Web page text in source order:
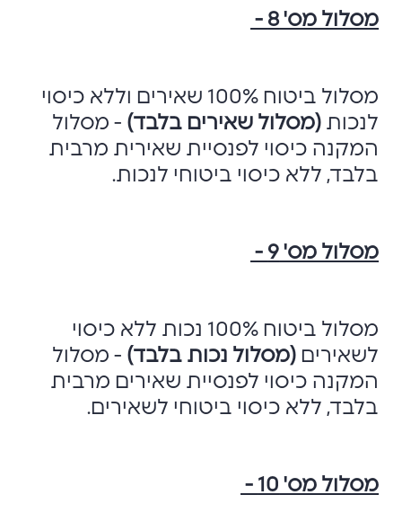
מסלול מס' 8 -
מסלול ביטוח 100% שאירים וללא כיסוי
לנכות (מסלול שאירים בלבד) - מסלול
המקנה כיסוי לפנסיית שאירית מרבית
בלבד, ללא כיסוי ביטוחי לנכות.
מסלול מס' 9 -
מסלול ביטוח 100% נכות ללא כיסוי
לשאירים (מסלול נכות בלבד) - מסלול
המקנה כיסוי לפנסיית שאירים מרבית
בלבד, ללא כיסוי ביטוחי לשאירים.
מסלול מס' 10 -